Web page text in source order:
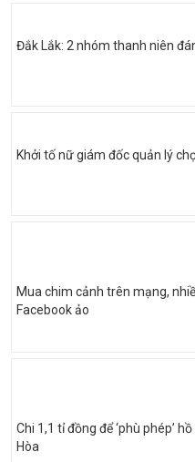
Đắk Lắk: 2 nhóm thanh niên
Khởi tố nữ giám đốc quản lý
Mua chim cảnh trên mạng,
Facebook ảo
Chi 1,1 tỉ đồng để ‘phù phép’
Hòa